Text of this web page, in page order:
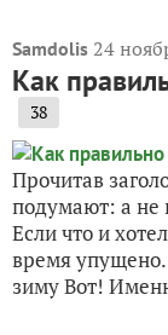
Samdolis 24
Как
38
Прочитав
подумают: а не
Если что и
время
зиму Вот!